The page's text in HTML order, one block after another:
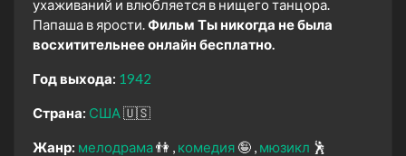
ухаживаний и влюбляется в нищего танцора.
Папаша в ярости.Фильм Ты никогда не была
восхитительнее онлайн бесплатно.
Год выхода: 1942
Страна: США🇺🇸
Жанр: мелодрама👫 комедия 🤪 мюзикл 🕺